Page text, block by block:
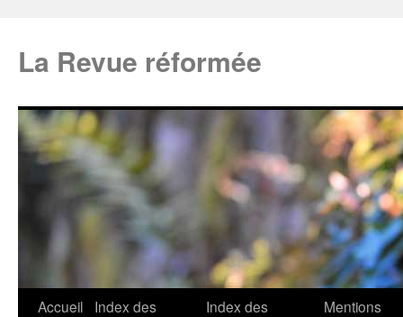
La Revue réformée
Accueil
Index des
Index des
Mentions